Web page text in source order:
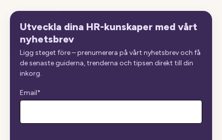
Utveckla dina HR-kunskaper med vårt
nyhetsbrev
Ligg steget före – prenumerera på vårt nyhetsbrev och få
de senaste guiderna, trenderna och tipsen direkt till din
inkorg.
Email*